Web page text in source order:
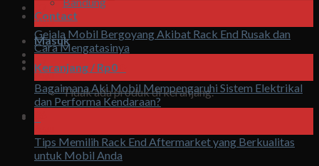
Contact
Masuk
Keranjang / Rp0
Tidak ada produk di keranjang.
Keranjang
Agu
Gejala Mobil Bergoyang Akibat Rack End Rusak dan
Cara Mengatasinya
07
Agu
Bagaimana Aki Mobil Mempengaruhi Sistem Elektrikal
dan Performa Kendaraan?
Tips Memilih Rack End Aftermarket yang Berkualitas
untuk Mobil Anda